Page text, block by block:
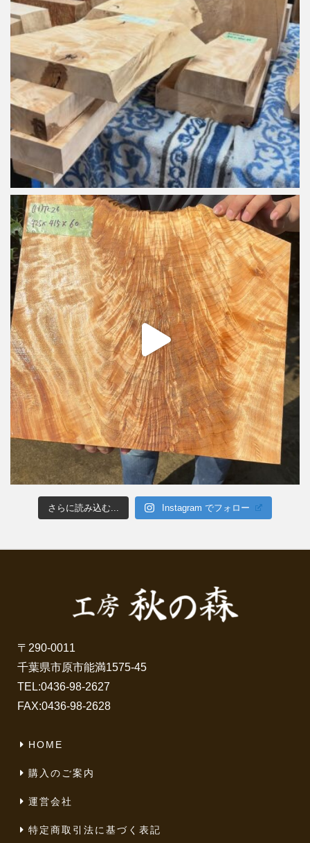
さらに読み込む... Instagram でフォロー
〒290-0011
千葉県市原市能満1575-45
TEL:0436-98-2627
FAX:0436-98-2628
HOME
購入のご案内
運営会社
特定商取引法に基づく表記